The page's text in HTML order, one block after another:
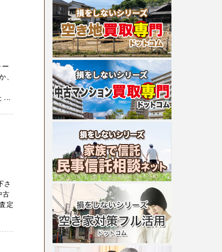
...
さ
古
定